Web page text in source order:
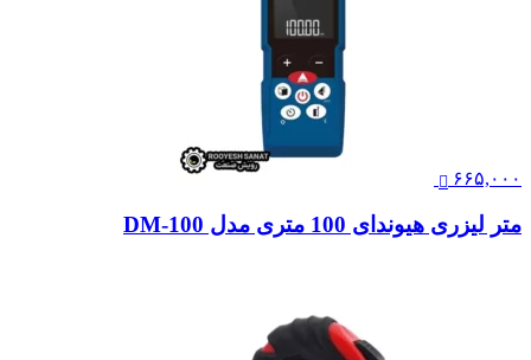
۶۶۵,۰۰۰
متر لیزری هیوندای 100 متری مدل DM-100